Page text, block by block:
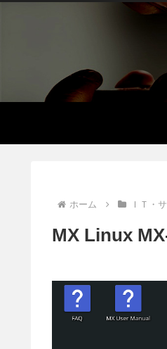
ホーム ＩＴ・
MX Linux